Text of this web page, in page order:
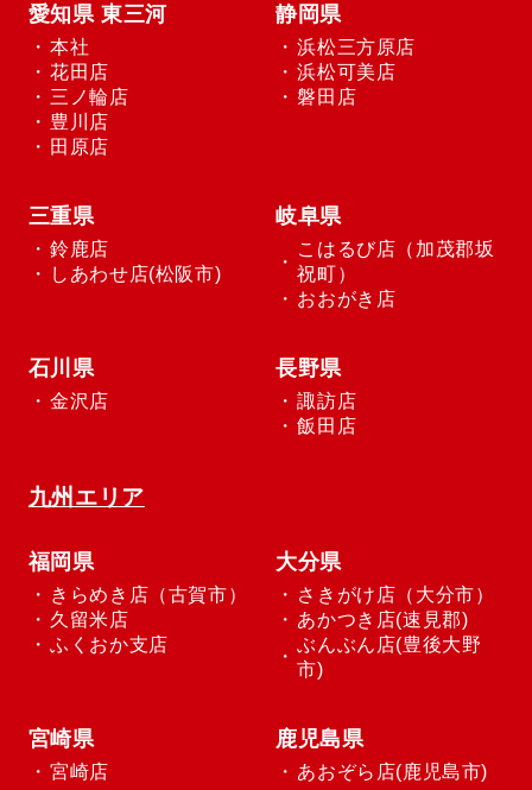
愛知県 東三河
本社
花田店
三ノ輪店
豊川店
田原店
静岡県
浜松三方原店
浜松可美店
磐田店
三重県
鈴鹿店
しあわせ店(松阪市)
岐阜県
こはるび店（加茂郡坂
祝町）
おおがき店
石川県
金沢店
長野県
諏訪店
飯田店
九州エリア
福岡県
きらめき店（古賀市）
久留米店
ふくおか支店
大分県
さきがけ店（大分市）
あかつき店(速見郡)
ぶんぶん店(豊後大野
市)
宮崎県
宮崎店
鹿児島県
あおぞら店(鹿児島市)